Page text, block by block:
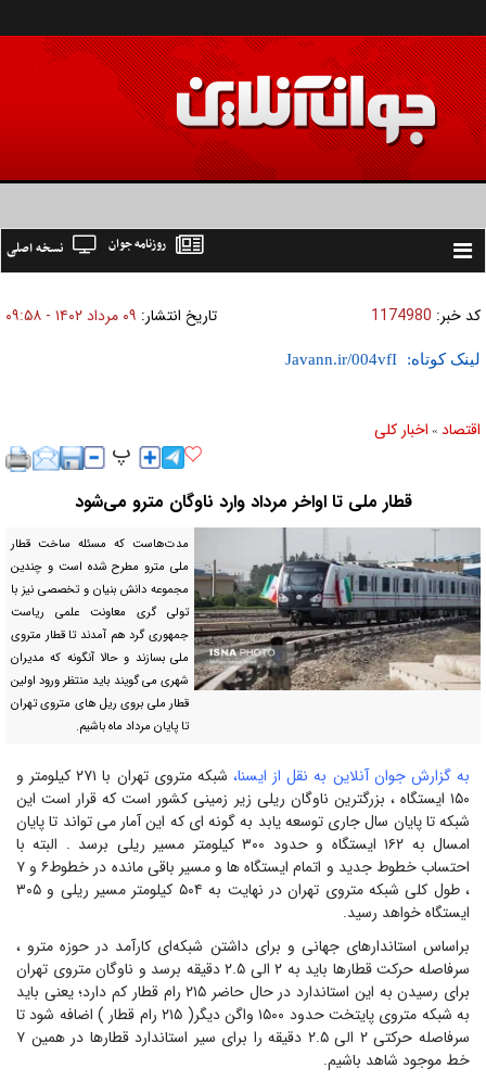
Toggle
نسخه اصلی روزنامه جوان
کد خبر: 1174980 تاریخ انتشار: ۰۹ مرداد ۱۴۰۲ - ۰۹:۵۸
لینک کوتاه:
اقتصاد » اخبار کلی
قطار ملی تا اواخر مرداد وارد ناوگان مترو می‌شود
مدت‌هاست که مسئله ساخت قطار
ملی مترو مطرح شده است و چندین
مجموعه دانش بنیان و تخصصی نیز با
تولی گری معاونت علمی ریاست
جمهوری گرد هم آمدند تا قطار متروی
ملی بسازند و حالا آنگونه که مدیران
شهری می گویند باید منتظر ورود اولین
قطار ملی بروی ریل های متروی تهران
تا پایان مرداد ماه باشیم.
به گزارش جوان آنلاین به نقل از ایسنا،
شبکه متروی تهران با ۲۷۱ کیلومتر و
۱۵۰ ایستگاه ، بزرگترین ناوگان ریلی زیر زمینی کشور است که قرار است این
شبکه تا پایان سال جاری توسعه یابد به گونه ای که این آمار می تواند تا پایان
امسال به ۱۶۲ ایستگاه و حدود ۳۰۰ کیلومتر مسیر ریلی برسد . البته با
احتساب خطوط جدید و اتمام ایستگاه ها و مسیر باقی مانده در خطوط۶ و ۷
، طول کلی شبکه متروی تهران در نهایت به ۵۰۴ کیلومتر مسیر ریلی و ۳۰۵
ایستگاه خواهد رسید.
براساس استاندارهای جهانی و برای داشتن شبکه‌ای کارآمد در حوزه مترو ،
سرفاصله حرکت قطارها باید به ۲ الی ۲.۵ دقیقه برسد و ناوگان متروی تهران
برای رسیدن به این استاندارد در حال حاضر ۲۱۵ رام قطار کم دارد؛ یعنی باید
به شبکه متروی پایتخت حدود ۱۵۰۰ واگن دیگر( ۲۱۵ رام قطار ) اضافه شود تا
سرفاصله حرکتی ۲ الی ۲.۵ دقیقه را برای سیر استاندارد قطارها در همین ۷
خط موجود شاهد باشیم.